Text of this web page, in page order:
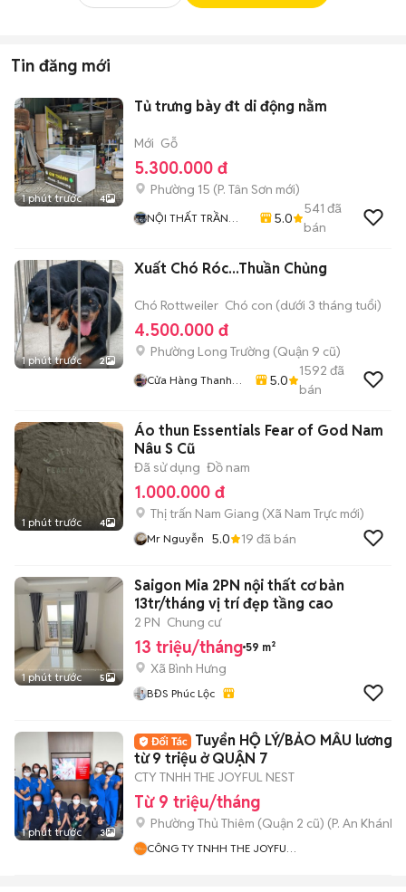
Tin đăng mới
1 phút trước 4
Tủ trưng bày đt di động nằm
Mới Gỗ
5.300.000 đ
Phường 15 (P. Tân Sơn mới)
NỘI THẤT TRẦN
5.0
541 đã
bán
1 phút trước 2
Xuất Chó Róc...Thuần Chủng
Chó Rottweiler Chó con (dưới 3 tháng tuổi)
4.500.000 đ
Phường Long Trường (Quận 9 cũ)
Cửa Hàng Thanh
5.0
1592 đã
bán
1 phút trước 4
Áo thun Essentials Fear of God Nam
Nâu S Cũ
Đã sử dụng Đồ nam
1.000.000 đ
Thị trấn Nam Giang (Xã Nam Trực mới)
Mr Nguyễn 5.0 19 đã bán
1 phút trước 5
Saigon Mia 2PN nội thất cơ bản
13tr/tháng vị trí đẹp tầng cao
2 PN Chung cư
13 triệu/tháng 59 m²
Xã Bình Hưng
BĐS Phúc Lộc
1 phút trước 3
Tuyển HỘ LÝ/BẢO MẪU lương
từ 9 triệu ở QUẬN 7
CTY TNHH THE JOYFUL NEST
Từ 9 triệu/tháng
Phường Thủ Thiêm (Quận 2 cũ) (P. An Khánh
CÔNG TY TNHH THE JOYFUL